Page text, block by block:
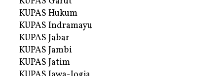
KUPAS Hukum
KUPAS Indramayu
KUPAS Jabar
KUPAS Jambi
KUPAS Jatim